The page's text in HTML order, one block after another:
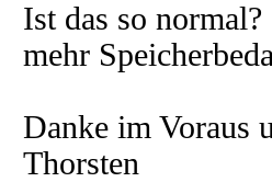
Ist das so
mehr
Danke im Voraus
Thorsten